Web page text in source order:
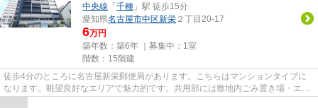
中央線 「 千種 」駅 徒歩15分
愛知県名古屋市中区新栄 ２丁目20-17
6万円
築年数：築6年 ｜募集中： 1室
階数：15階建
徒歩4分のところに名古屋新栄郵便局があります。こちらはマンションタイプに
なります。眺望良好なエリアで魅力的です。共用部には敷地内ごみ置き場・エレ